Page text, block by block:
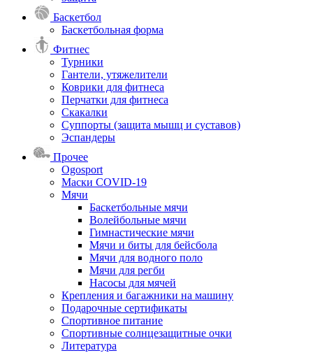
Баскетбол
Баскетбольная форма
Фитнес
Турники
Гантели, утяжелители
Коврики для фитнеса
Перчатки для фитнеса
Скакалки
Суппорты (защита мышц и суставов)
Эспандеры
Прочее
Ogosport
Маски COVID-19
Мячи
Баскетбольные мячи
Волейбольные мячи
Гимнастические мячи
Мячи и биты для бейсбола
Мячи для водного поло
Мячи для регби
Насосы для мячей
Крепления и багажники на машину
Подарочные сертификаты
Спортивное питание
Спортивные солнцезащитные очки
Литература